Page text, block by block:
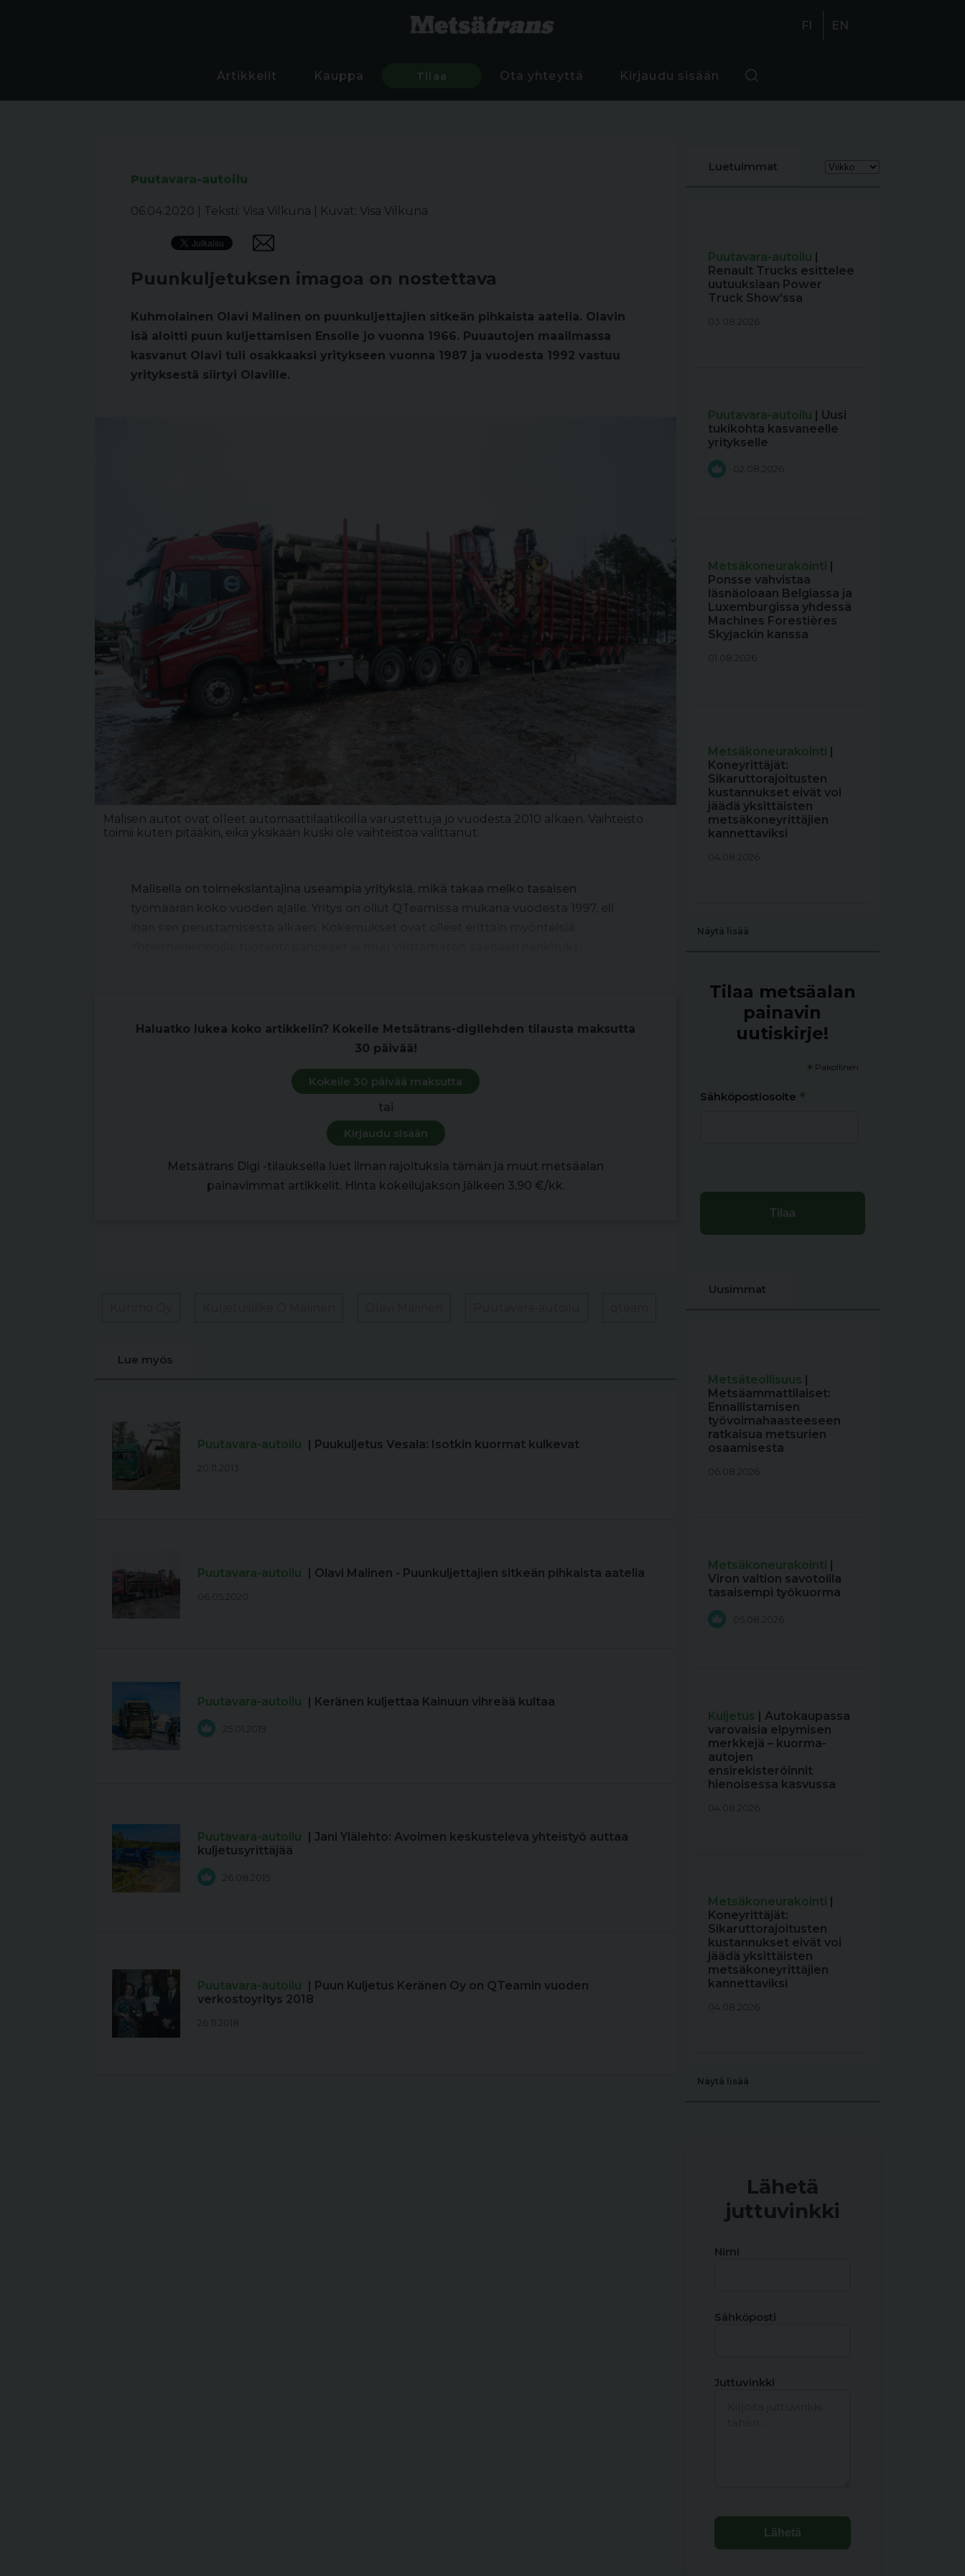
FI EN
Artikkelit Kauppa Tilaa Ota yhteyttä Kirjaudu sisään
Puutavara-autoilu
06.04.2020 Teksti: Visa Vilkuna Kuvat: Visa Vilkuna
Puunkuljetuksen imagoa on nostettava
Kuhmolainen Olavi Malinen on puunkuljettajien sitkeän pihkaista aatelia. Olavin
isä aloitti puun kuljettamisen Ensolle jo vuonna 1966. Puuautojen maailmassa
kasvanut Olavi tuli osakkaaksi yritykseen vuonna 1987 ja vuodesta 1992 vastuu
yrityksestä siirtyi Olaville.
Malisen autot ovat olleet automaattilaatikoilla varustettuja jo vuodesta 2010 alkaen. Vaihteisto
toimii kuten pitääkin, eikä yksikään kuski ole vaihteistoa valittanut.
Malisella on toimeksiantajina useampia yrityksiä, mikä takaa melko tasaisen
Haluatko lukea koko artikkelin? Kokeile Metsätrans-digilehden tilausta maksutta
30 päivää!
Kokeile 30 päivää maksutta
tai
Kirjaudu sisään
Metsätrans Digi -tilauksella luet ilman rajoituksia tämän ja muut metsäalan
painavimmat artikkelit. Hinta kokeilujakson jälkeen 3,90 €/kk.
Lue myös
Puutavara-autoilu | Puukuljetus Vesala: Isotkin kuormat kulkevat
20.11.2013
Puutavara-autoilu | Olavi Malinen - Puunkuljettajien sitkeän pihkaista aatelia
06.05.2020
Puutavara-autoilu | Keränen kuljettaa Kainuun vihreää kultaa
25.01.2019
Puutavara-autoilu
| Jani Ylälehto: Avoimen keskusteleva yhteistyö auttaa
kuljetusyrittäjää
26.08.2015
Puutavara-autoilu
| Puun Kuljetus Keränen Oy on QTeamin vuoden
verkostoyritys 2018
26.11.2018
Luetuimmat
Puutavara-autoilu |
Renault Trucks esittelee
uutuuksiaan Power
Truck Show'ssa
03.08.2026
Puutavara-autoilu | Uusi
tukikohta kasvaneelle
yritykselle
02.08.2026
Metsäkoneurakointi |
Ponsse vahvistaa
läsnäoloaan Belgiassa ja
Luxemburgissa yhdessä
Machines Forestières
Skyjackin kanssa
01.08.2026
Metsäkoneurakointi |
Koneyrittäjät:
Sikaruttorajoitusten
kustannukset eivät voi
jäädä yksittäisten
metsäkoneyrittäjien
kannettaviksi
04.08.2026
Näytä lisää
Tilaa metsäalan
painavin
uutiskirje!
* Pakollinen
Sähköpostiosoite *
Uusimmat
Metsäteollisuus |
Metsäammattilaiset:
Ennallistamisen
työvoimahaasteeseen
ratkaisua metsurien
osaamisesta
06.08.2026
Metsäkoneurakointi |
Viron valtion savotoilla
tasaisempi työkuorma
05.08.2026
Kuljetus | Autokaupassa
varovaisia elpymisen
merkkejä – kuorma-
autojen
ensirekisteröinnit
hienoisessa kasvussa
04.08.2026
Metsäkoneurakointi |
Koneyrittäjät:
Sikaruttorajoitusten
kustannukset eivät voi
jäädä yksittäisten
metsäkoneyrittäjien
kannettaviksi
04.08.2026
Näytä lisää
Lähetä
juttuvinkki
Nimi
Sähköposti
Juttuvinkki
Lähetä